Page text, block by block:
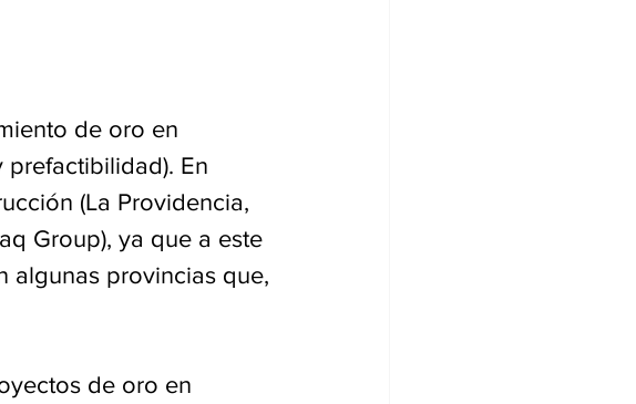
de oro en
En
(La Providencia,
Group), ya que a este
algunas provincias que,
de oro en